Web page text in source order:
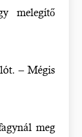
melegítő
– Mégis
meg